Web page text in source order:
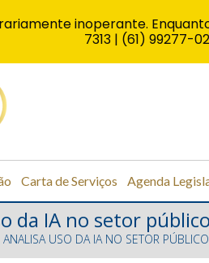
Carta de Serviços Agenda
da IA no setor público
ANALISA USO DA IA NO SETOR PÚBLICO
inoperante.
7313 | (61) 99277-